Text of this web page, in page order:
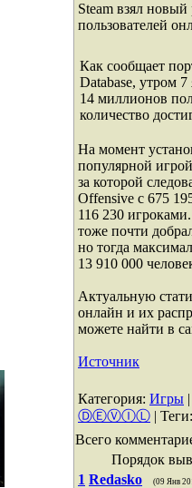
Steam взял новый
пользователей
Как сообщает
Database, утром 7
14 миллионов
количество
На момент
популярной
за которой
Offensive с 675
116 230
тоже почти
но тогда
13 910 000
Актуальную
онлайн и их
можете найти в
Источник
Категория: Игры
ⒹⒺⓋⒾⓁ | Теги
Всего
Порядок
1 Redasko (09 Янв